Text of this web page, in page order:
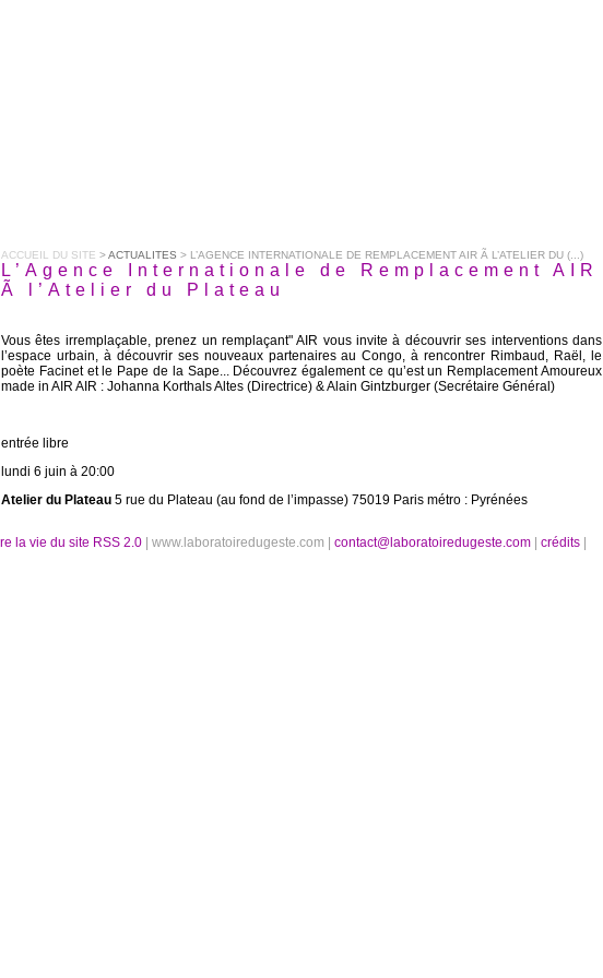
ACCUEIL DU SITE >ACTUALITES > L’AGENCE INTERNATIONALE DE REMPLACEMENT AIR Ã L’ATELIER DU (...)
L’Agence Internationale de Remplacement AIR
Ã l’Atelier du Plateau
Vous êtes irremplaçable, prenez un remplaçant" AIR vous invite à découvrir ses interventions dans
l’espace urbain, à découvrir ses nouveaux partenaires au Congo, à rencontrer Rimbaud, Raël, le
poète Facinet et le Pape de la Sape... Découvrez également ce qu’est un Remplacement Amoureux
made in AIR AIR : Johanna Korthals Altes (Directrice) & Alain Gintzburger (Secrétaire Général)
entrée libre
lundi 6 juin à 20:00
Atelier du Plateau 5 rue du Plateau (au fond de l’impasse) 75019 Paris métro : Pyrénées
RSS 2.0 | www.laboratoiredugeste.com | contact@laboratoiredugeste.com crédits